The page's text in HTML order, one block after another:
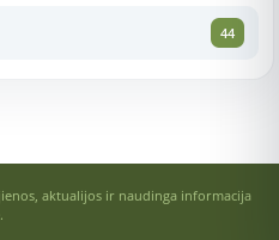
44
aktualijos ir naudinga informacija